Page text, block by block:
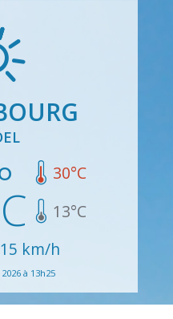
30°C
13°C
15 km/h
à 13h25